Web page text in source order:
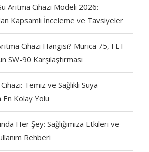
Arıtma Cihazı Modeli 2026:
Kapsamlı İnceleme ve Tavsiyeler
Cihazı Hangisi? Murica 75, FLT-
SW-90 Karşılaştırması
Temiz ve Sağlıklı Suya
En Kolay Yolu
Her Şey: Sağlığımıza Etkileri ve
Rehberi